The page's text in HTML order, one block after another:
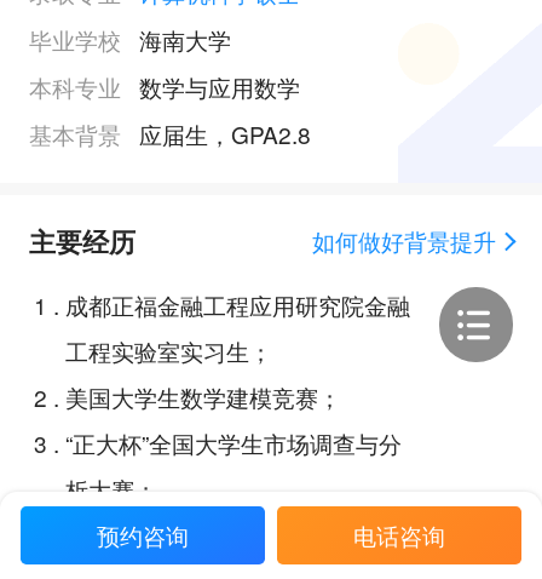
毕业学校 海南大学
本科专业 数学与应用数学
基本背景
应届生，GPA2.8
主要经历
如何做好背景提升
1 . 成都正福金融工程应用研究院金融
工程实验室实习生；
2 . 美国大学生数学建模竞赛；
3 . “正大杯”全国大学生市场调查与分
析大赛；
中信证券华南股份有限公司海南分
预约咨询 电话咨询